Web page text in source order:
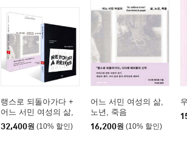
랭스로 되돌아가다 +
어느 서민 여성의 삶,
노년, 죽음 세트
32,400원 (10% 할인)
어느 서민 여성의 삶,
노년, 죽음
16,200원 (10% 할인)